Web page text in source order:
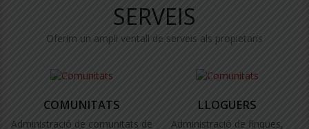
SERVEIS
Oferim un ampli ventall de serveis als propietaris
COMUNITATS
Administració de comunitats de
LLOGUERS
Administració de finques,